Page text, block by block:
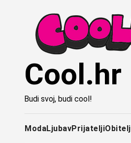
Cool.hr
Budi svoj, budi cool!
ModaLjubavPrijateljiObitelj